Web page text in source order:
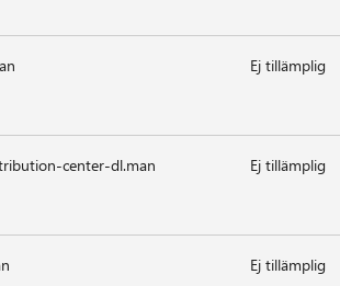
Ej tillämplig
center-dl.man Ej tillämplig
Ej tillämplig